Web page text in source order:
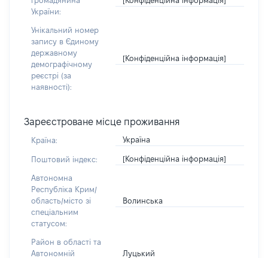
України:
Унікальний номер
запису в Єдиному
державному
демографічному
реєстрі (за
наявності):
[Конфіденційна інформація]
Зареєстроване місце проживання
Країна: Україна
Поштовий індекс: [Конфіденційна інформація]
Автономна
Республіка Крим/
область/місто зі
спеціальним
статусом:
Волинська
Район в області та
Автономній
Луцький